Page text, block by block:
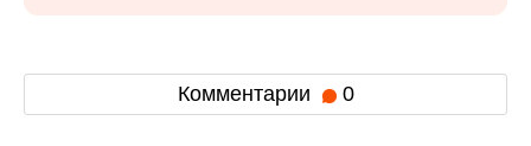
Комментарии 0